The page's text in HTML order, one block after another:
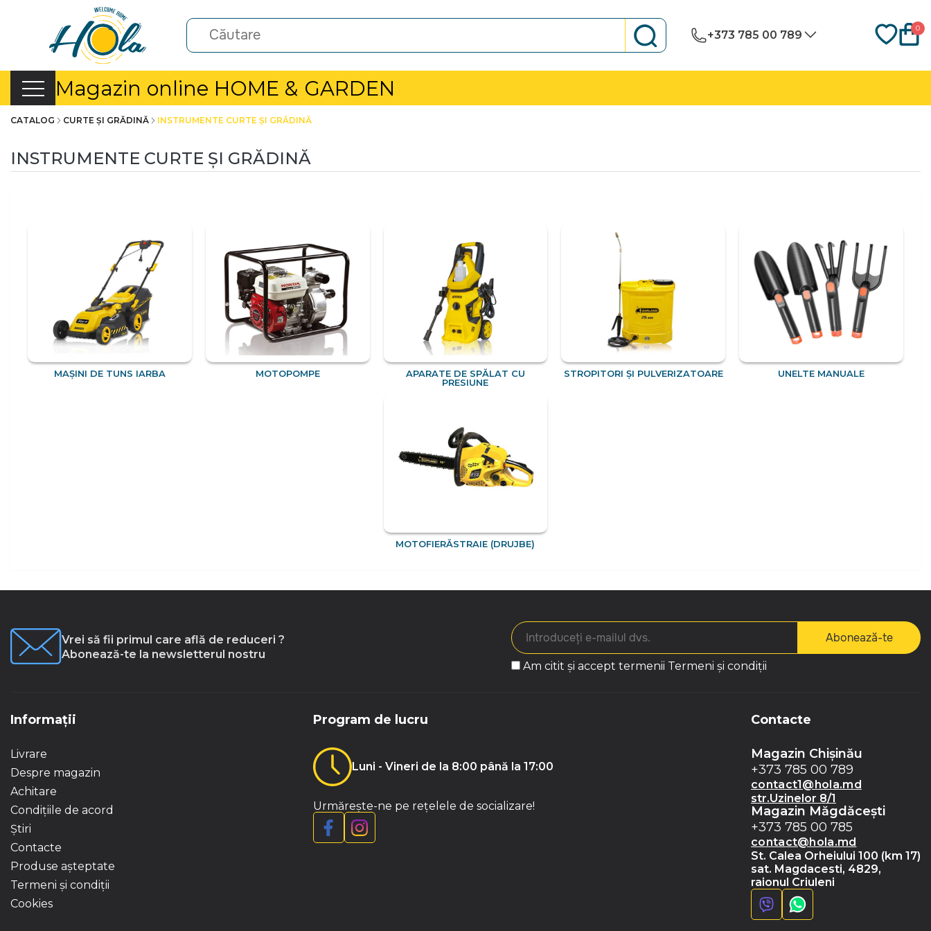
+373 785 00 789
0
Magazin online HOME & GARDEN
CATALOG CURTE ȘI GRĂDINĂ INSTRUMENTE CURTE ȘI GRĂDINĂ
INSTRUMENTE CURTE ȘI GRĂDINĂ
MAȘINI DE TUNS IARBA MOTOPOMPE
APARATE DE SPĂLAT CU
PRESIUNE
STROPITORI ȘI PULVERIZATOARE UNELTE MANUALE
MOTOFIERĂSTRAIE (DRUJBE)
Vrei să fii primul care află de reduceri ?
Abonează-te la newsletterul nostru
Abonează-te
Am citit și accept termenii Termeni și condiții
Informații
Livrare
Despre magazin
Achitare
Condițiile de acord
Știri
Contacte
Produse așteptate
Termeni și condiții
Cookies
Program de lucru
Luni - Vineri de la 8:00 până la 17:00
Urmărește-ne pe rețelele de socializare!
Contacte
Magazin Chișinău
+373 785 00 789
contact1@hola.md
str.Uzinelor 8/1
Magazin Măgdăceşti
+373 785 00 785
contact@hola.md
St. Calea Orheiului 100 (km 17)
sat. Magdacesti, 4829,
raionul Criuleni